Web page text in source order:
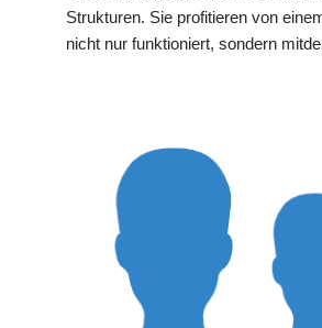
Strukturen. Sie profitieren von
nicht nur funktioniert, sondern